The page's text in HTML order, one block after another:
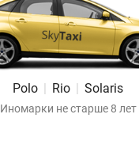
Polo | Rio | Solaris
Иномарки не старше 8 лет